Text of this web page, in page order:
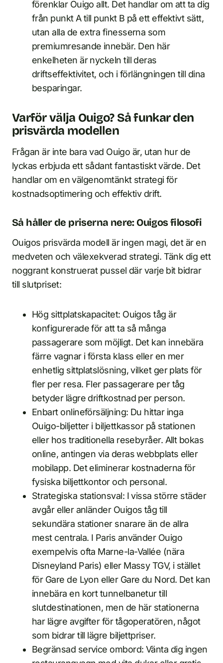
förenklar Ouigo allt. Det handlar om att ta dig
från punkt A till punkt B på ett effektivt sätt,
utan alla de extra finesserna som
premiumresande innebär. Den här
enkelheten är nyckeln till deras
driftseffektivitet, och i förlängningen till dina
besparingar.
Varför välja Ouigo? Så funkar den
prisvärda modellen
Frågan är inte bara vad Ouigo är, utan hur de
lyckas erbjuda ett sådant fantastiskt värde. Det
handlar om en välgenomtänkt strategi för
kostnadsoptimering och effektiv drift.
Så håller de priserna nere: Ouigos filosofi
Ouigos prisvärda modell är ingen magi, det är en
medveten och välexekverad strategi. Tänk dig ett
noggrant konstruerat pussel där varje bit bidrar
till slutpriset:
Hög sittplatskapacitet: Ouigos tåg är
konfigurerade för att ta så många
passagerare som möjligt. Det kan innebära
färre vagnar i första klass eller en mer
enhetlig sittplatslösning, vilket ger plats för
fler per resa. Fler passagerare per tåg
betyder lägre driftkostnad per person.
Enbart onlineförsäljning: Du hittar inga
Ouigo-biljetter i biljettkassor på stationen
eller hos traditionella resebyråer. Allt bokas
online, antingen via deras webbplats eller
mobilapp. Det eliminerar kostnaderna för
fysiska biljettkontor och personal.
Strategiska stationsval: I vissa större städer
avgår eller anländer Ouigos tåg till
sekundära stationer snarare än de allra
mest centrala. I Paris använder Ouigo
exempelvis ofta Marne-la-Vallée (nära
Disneyland Paris) eller Massy TGV, i stället
för Gare de Lyon eller Gare du Nord. Det kan
innebära en kort tunnelbanetur till
slutdestinationen, men de här stationerna
har lägre avgifter för tågoperatören, något
som bidrar till lägre biljettpriser.
Begränsad service ombord: Vänta dig ingen